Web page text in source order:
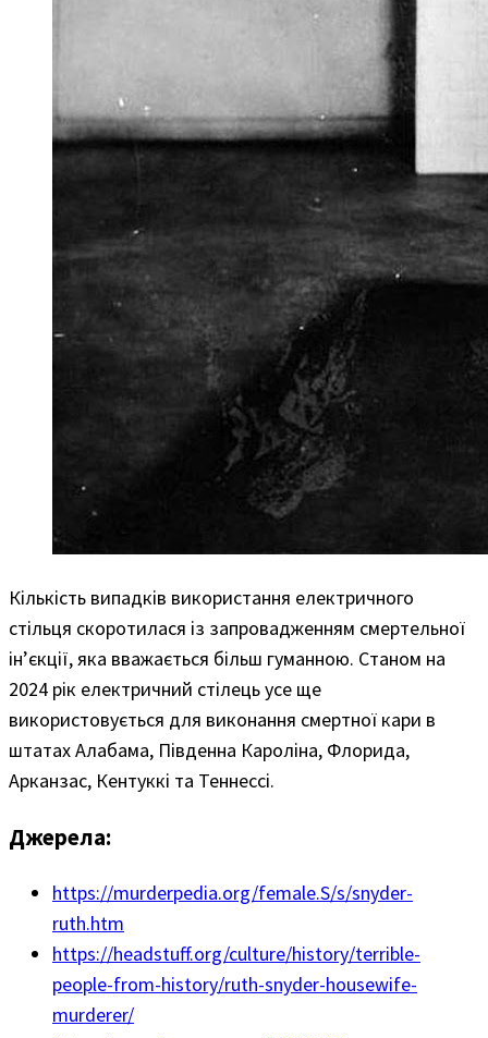
Кількість випадків використання електричного
стільця скоротилася із запровадженням смертельної
ін’єкції, яка вважається більш гуманною. Станом на
2024 рік електричний стілець усе ще
використовується для виконання смертної кари в
штатах Алабама, Південна Кароліна, Флорида,
Арканзас, Кентуккі та Теннессі.
Джерела:
https://murderpedia.org/female.S/s/snyder-
ruth.htm
https://headstuff.org/culture/history/terrible-
people-from-history/ruth-snyder-housewife-
murderer/